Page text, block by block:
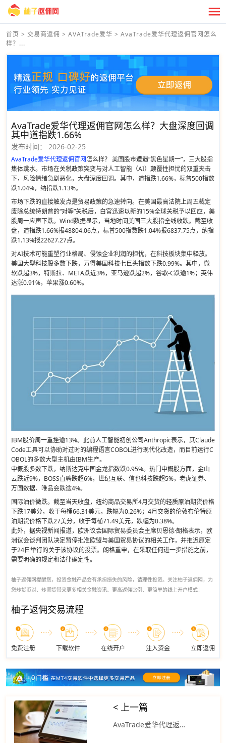
首页 > 交易商返佣 > AVATrade爱华 > AvaTrade爱华代理返佣官网怎么
样？...
AvaTrade爱华代理返佣官网怎么样？大盘深度回调
其中道指跌1.66%
发布时间： 2026-02-25
AvaTrade爱华代理返佣官网怎么样？ 美国股市遭遇“黑色星期一”，三大股指
集体跳水。市场在关税政策突变与对人工智能（AI）颠覆性担忧的双重夹击
下，风险情绪急剧恶化，大盘深度回调。其中，道指跌1.66%，标普500指数
跌1.04%，纳指跌1.13%。
市场下跌的直接触发点是贸易政策的急速转向。在美国最高法院上周五裁定
废除总统特朗普的“对等”关税后，白宫迅速以新的15%全球关税予以回应，美
股周一应声下跌。Wind数据显示，当地时间美国三大股指全线收跌。截至收
盘，道指跌1.66%报48804.06点，标普500指数跌1.04%报6837.75点，纳指
跌1.13%报22627.27点。
对AI技术可能重塑行业格局、侵蚀企业利润的担忧，在科技板块集中释放。
美国大型科技股多数下跌，万得美国科技七巨头指数下跌0.99%。其中，微
软跌超3%，特斯拉、META跌近3%，亚马逊跌超2%，谷歌-C跌逾1%；英伟
达涨0.91%，苹果涨0.60%。
IBM股价周一重挫逾13%。此前人工智能初创公司Anthropic表示，其Claude
Code工具可以协助对过时的编程语言COBOL进行现代化改造，而目前运行C
OBOL的多数大型主机由IBM生产。
中概股多数下跌，纳斯达克中国金龙指数跌0.95%。热门中概股方面，金山
云跌近9%，BOSS直聘跌超6%，世纪互联、信也科技跌超5%，老虎证券、
万国数据、唯品会跌逾4%。
国际油价微跌。截至当天收盘，纽约商品交易所4月交货的轻质原油期货价格
下跌17美分，收于每桶66.31美元，跌幅为0.26%；4月交货的伦敦布伦特原
油期货价格下跌27美分，收于每桶71.49美元，跌幅为0.38%。
此外，据央视新闻报道，欧洲议会国际贸易委员会主席贝恩德·朗格表示，欧
洲议会谈判团队决定暂停批准欧盟与美国贸易协议的相关工作，并推迟原定
于24日举行的关于该协议的投票。朗格重申，在采取任何进一步措施之前，
需要明确的规定和法律确定性。
柚子返佣网提醒您，投资金融产品会有承担损失的风险，请理性投资。关注柚子返佣网，为
您炒货币对、炒期货带来更多相关金融资讯、更高返佣比例、更简单的线上开户模式！
柚子返佣交易流程
免费注册 下载软件 在线开户 注入资金 立即返佣
< 上一篇
AvaTrade爱华代理返佣官网怎么样？美国股市经历剧烈波动 英伟达股票涨约3%